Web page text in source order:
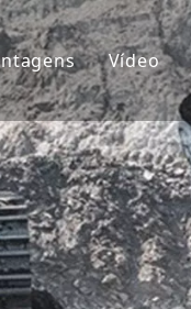
P&D
Produção
Serviço
Vídeo